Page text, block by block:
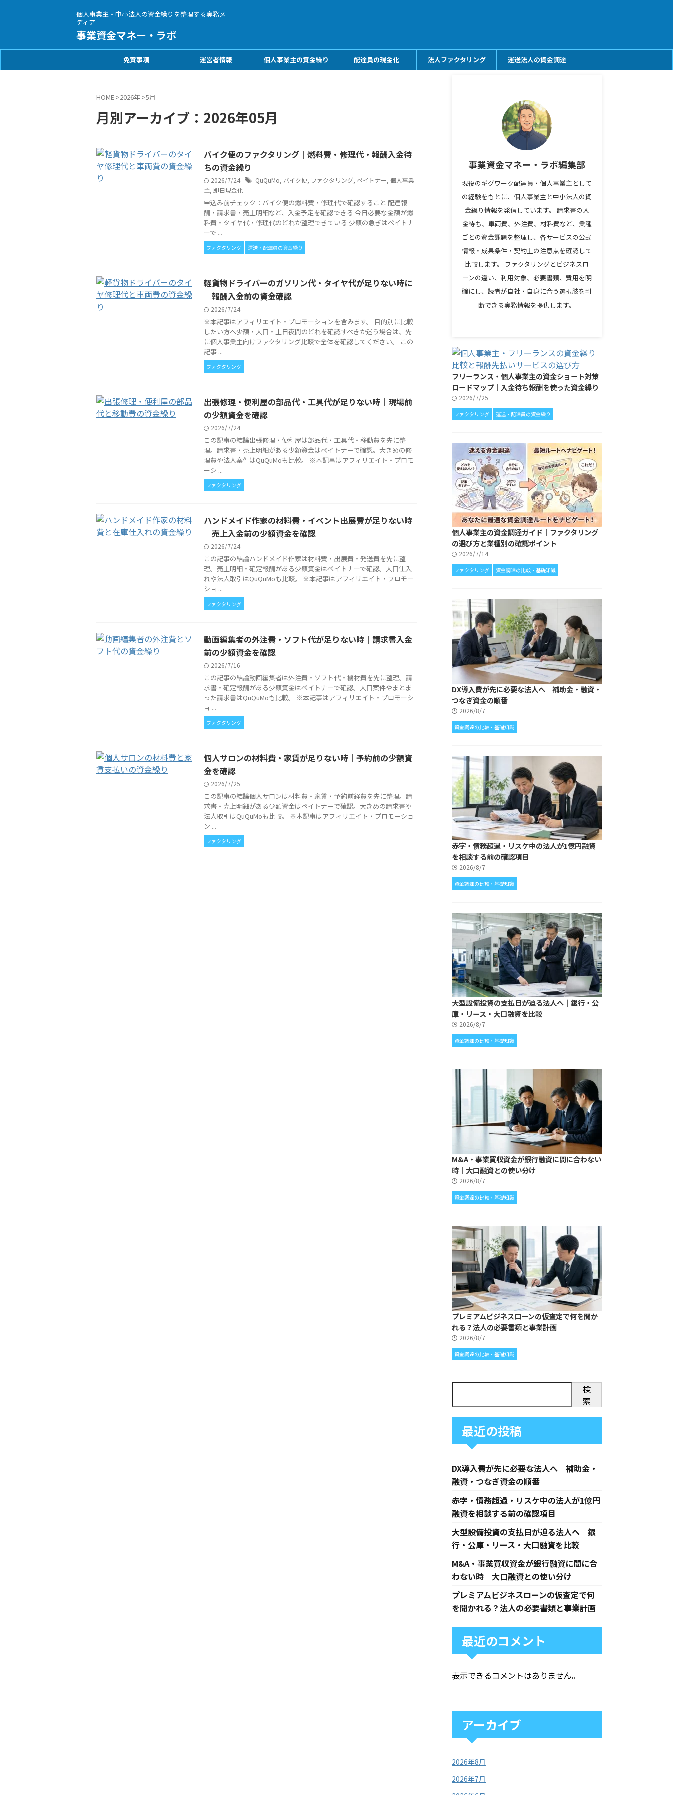
個人事業主・中小法人の資金繰りを整理する実務メ
ディア
事業資金マネー・ラボ
免責事項 運営者情報 個人事業主の資金繰り 配達員の現金化 法人ファクタリング 運送法人の資金調達
HOME >2026年 >5月
月別アーカイブ：2026年05月
バイク便のファクタリング｜燃料費・修理代・報酬入金待
ちの資金繰り
2026/7/24 QuQuMo, バイク便, ファクタリング, ペイトナー, 個人事業
主, 即日現金化
申込み前チェック：バイク便の燃料費・修理代で確認すること 配達報
酬・請求書・売上明細など、入金予定を確認できる 今日必要な金額が燃
料費・タイヤ代・修理代のどれか整理できている 少額の急ぎはペイトナ
ーで ...
ファクタリング 運送・配達員の資金繰り
軽貨物ドライバーのガソリン代・タイヤ代が足りない時に
｜報酬入金前の資金確認
2026/7/24
※本記事はアフィリエイト・プロモーションを含みます。 目的別に比較
したい方へ少額・大口・土日夜間のどれを確認すべきか迷う場合は、先
に個人事業主向けファクタリング比較で全体を確認してください。 この
記事 ...
ファクタリング
出張修理・便利屋の部品代・工具代が足りない時｜現場前
の少額資金を確認
2026/7/24
この記事の結論出張修理・便利屋は部品代・工具代・移動費を先に整
理。請求書・売上明細がある少額資金はペイトナーで確認。大きめの修
理費や法人案件はQuQuMoも比較。 ※本記事はアフィリエイト・プロモ
ーシ ...
ファクタリング
ハンドメイド作家の材料費・イベント出展費が足りない時
｜売上入金前の少額資金を確認
2026/7/24
この記事の結論ハンドメイド作家は材料費・出展費・発送費を先に整
理。売上明細・確定報酬がある少額資金はペイトナーで確認。大口仕入
れや法人取引はQuQuMoも比較。 ※本記事はアフィリエイト・プロモー
ショ ...
ファクタリング
動画編集者の外注費・ソフト代が足りない時｜請求書入金
前の少額資金を確認
2026/7/16
この記事の結論動画編集者は外注費・ソフト代・機材費を先に整理。請
求書・確定報酬がある少額資金はペイトナーで確認。大口案件やまとま
った請求書はQuQuMoも比較。 ※本記事はアフィリエイト・プロモーシ
ョ ...
ファクタリング
個人サロンの材料費・家賃が足りない時｜予約前の少額資
金を確認
2026/7/25
この記事の結論個人サロンは材料費・家賃・予約前経費を先に整理。請
求書・売上明細がある少額資金はペイトナーで確認。大きめの請求書や
法人取引はQuQuMoも比較。 ※本記事はアフィリエイト・プロモーショ
ン ...
ファクタリング
事業資金マネー・ラボ編集部
現役のギグワーク配達員・個人事業主として
の経験をもとに、個人事業主と中小法人の資
金繰り情報を発信しています。 請求書の入
金待ち、車両費、外注費、材料費など、業種
ごとの資金課題を整理し、各サービスの公式
情報・成果条件・契約上の注意点を確認して
比較します。 ファクタリングとビジネスロ
ーンの違い、利用対象、必要書類、費用を明
確にし、読者が自社・自身に合う選択肢を判
断できる実務情報を提供します。
フリーランス・個人事業主の資金ショート対策
ロードマップ｜入金待ち報酬を使った資金繰り
2026/7/25
ファクタリング 運送・配達員の資金繰り
個人事業主の資金調達ガイド｜ファクタリング
の選び方と業種別の確認ポイント
2026/7/14
ファクタリング 資金調達の比較・基礎知識
DX導入費が先に必要な法人へ｜補助金・融資・
つなぎ資金の順番
2026/8/7
資金調達の比較・基礎知識
赤字・債務超過・リスケ中の法人が1億円融資
を相談する前の確認項目
2026/8/7
資金調達の比較・基礎知識
大型設備投資の支払日が迫る法人へ｜銀行・公
庫・リース・大口融資を比較
2026/8/7
資金調達の比較・基礎知識
M&A・事業買収資金が銀行融資に間に合わない
時｜大口融資との使い分け
2026/8/7
資金調達の比較・基礎知識
プレミアムビジネスローンの仮査定で何を聞か
れる？法人の必要書類と事業計画
2026/8/7
資金調達の比較・基礎知識
検
索
最近の投稿
DX導入費が先に必要な法人へ｜補助金・
融資・つなぎ資金の順番
赤字・債務超過・リスケ中の法人が1億円
融資を相談する前の確認項目
大型設備投資の支払日が迫る法人へ｜銀
行・公庫・リース・大口融資を比較
M&A・事業買収資金が銀行融資に間に合
わない時｜大口融資との使い分け
プレミアムビジネスローンの仮査定で何
を聞かれる？法人の必要書類と事業計画
最近のコメント
表示できるコメントはありません。
アーカイブ
2026年8月
2026年7月